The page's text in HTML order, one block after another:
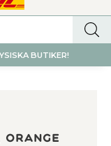
BUTIKER!
Orange